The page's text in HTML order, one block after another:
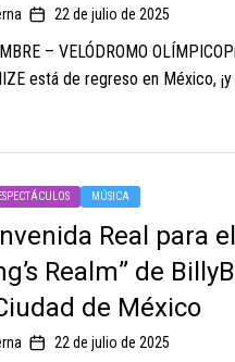
22 de julio de 2025
– VELÓDROMO
está de regreso en México,
MÚSICA
Real para
Realm” de
de México
22 de julio de 2025